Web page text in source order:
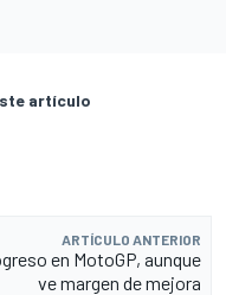
artículo
ARTÍCULO ANTERIOR
en MotoGP, aunque
ve margen de mejora